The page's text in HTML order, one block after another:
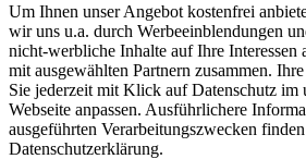
Um Ihnen unser Angebot kostenfrei
wir uns u.a. durch Werbeeinblendungen
nicht-werbliche Inhalte auf Ihre Interessen
mit ausgewählten Partnern zusammen.
Sie jederzeit mit Klick auf Datenschutz im
Webseite anpassen. Ausführlichere
ausgeführten Verarbeitungszwecken
Datenschutzerklärung.